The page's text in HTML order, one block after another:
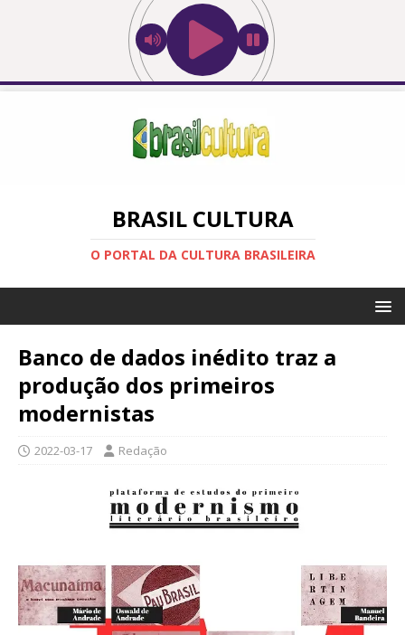
BRASIL CULTURA
O PORTAL DA CULTURA BRASILEIRA
Banco de dados inédito traz a
produção dos primeiros
modernistas
2022-03-17 Redação